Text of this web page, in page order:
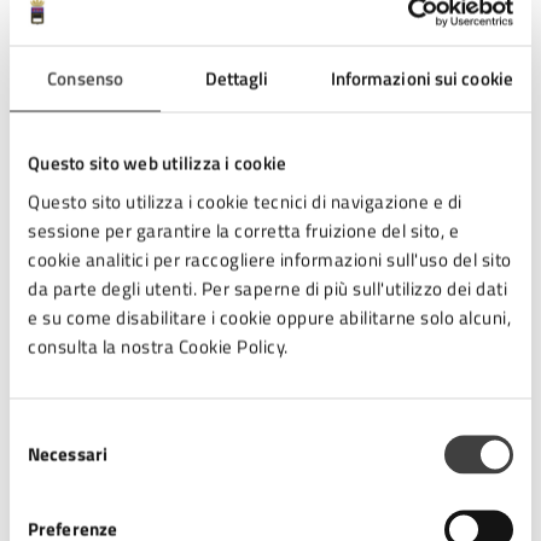
Consenso Dettagli Informazioni sui cookie
Questo sito web utilizza i cookie
Questo sito utilizza i cookie tecnici di navigazione e di
sessione per garantire la corretta fruizione del sito, e
cookie analitici per raccogliere informazioni sull'uso del sito
da parte degli utenti. Per saperne di più sull'utilizzo dei dati
e su come disabilitare i cookie oppure abilitarne solo alcuni,
consulta la nostra Cookie Policy.
delNecessari
Preferenze
Servizi
ZRU – Sosta gratuita per Veicoli Elettrici in
Consente la sosta gratuita dei veicoli elettrici negli stalli
blu della ZRU (Zona Rilevanza Urbanistica) del comune
di Cesena
Assistenza Pubblica
Consente il transito e sosta 60 minuti a gestori di